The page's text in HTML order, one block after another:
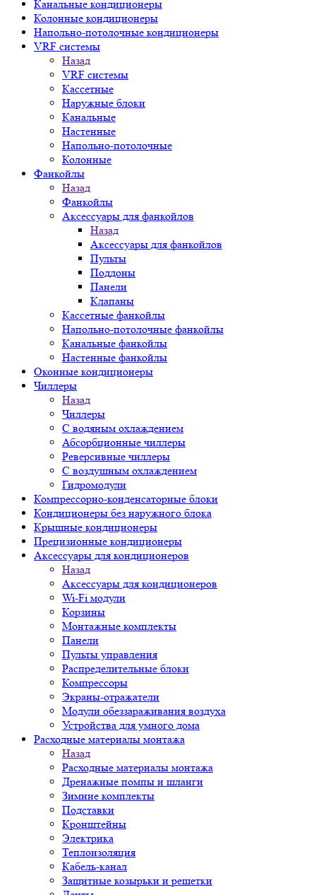
Канальные кондиционеры
Колонные кондиционеры
Напольно-потолочные кондиционеры
VRF системы
Назад
VRF системы
Кассетные
Наружные блоки
Канальные
Настенные
Напольно-потолочные
Колонные
Фанкойлы
Назад
Фанкойлы
Аксессуары для фанкойлов
Назад
Аксессуары для фанкойлов
Пульты
Поддоны
Панели
Клапаны
Кассетные фанкойлы
Напольно-потолочные фанкойлы
Канальные фанкойлы
Настенные фанкойлы
Оконные кондиционеры
Чиллеры
Назад
Чиллеры
С водяным охлаждением
Абсорбционные чиллеры
Реверсивные чиллеры
С воздушным охлаждением
Гидромодули
Компрессорно-конденсаторные блоки
Кондиционеры без наружного блока
Крышные кондиционеры
Прецизионные кондиционеры
Аксессуары для кондиционеров
Назад
Аксессуары для кондиционеров
Wi-Fi модули
Корзины
Монтажные комплекты
Панели
Пульты управления
Распределительные блоки
Компрессоры
Экраны-отражатели
Модули обеззараживания воздуха
Устройства для умного дома
Расходные материалы монтажа
Назад
Расходные материалы монтажа
Дренажные помпы и шланги
Зимние комплекты
Подставки
Кронштейны
Электрика
Теплоизоляция
Кабель-канал
Защитные козырьки и решетки